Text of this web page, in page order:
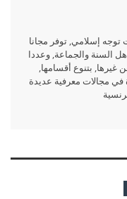
توجه إسلامي, توفر مجانا
السنة والجماعة, وعددا
غيرها, بتنوع أقسامها,
في مجالات معرفية عديدة